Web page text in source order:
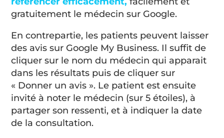
gratuitement le médecin sur Google.
En contrepartie, les patients peuvent laisser
des avis sur Google My Business. Il suffit de
cliquer sur le nom du médecin qui apparait
dans les résultats puis de cliquer sur
« Donner un avis ». Le patient est ensuite
invité à noter le médecin (sur 5 étoiles), à
partager son ressenti, et à indiquer la date
de la consultation.